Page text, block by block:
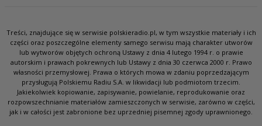
Treści, znajdujące się w serwisie polskieradio.pl, w tym wszystkie materiały i ich
części oraz poszczególne elementy samego serwisu mają charakter utworów
lub wytworów objętych ochroną Ustawy z dnia 4 lutego 1994 r. o prawie
autorskim i prawach pokrewnych lub Ustawy z dnia 30 czerwca 2000 r. Prawo
własności przemysłowej. Prawa o których mowa w zdaniu poprzedzającym
przysługują Polskiemu Radiu S.A. w likwidacji lub podmiotom trzecim.
Jakiekolwiek kopiowanie, zapisywanie, powielanie, reprodukowanie oraz
rozpowszechnianie materiałów zamieszczonych w serwisie, zarówno w części,
jak i w całości jest zabronione bez uprzedniej pisemnej zgody uprawnionego.